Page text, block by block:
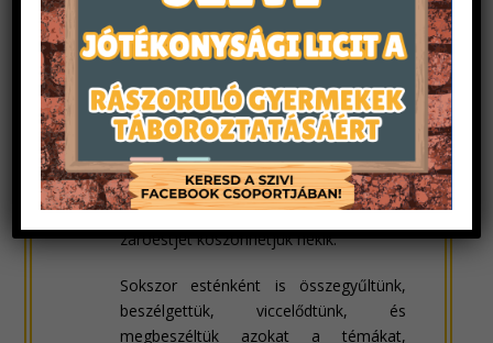
feldolgozását, illetve az ő feladatuk volt
a péntek esti táncos, játékos záróbuli,
vagyis a „Vándorbankett” kidolgozása,
előkészítése és lebonyolítása, s ebben
az elsőéves fiatalok segítségére is
számíthattak. A játékterembe
szórakoztató játékokat, a pincébe pedig
zenét válogattak, s úgy gondolom, az
utóbbi évek legjobb hangulatú
záróestjét köszönhetjük nekik.
Sokszor esténként is összegyűltünk,
beszélgettük, viccelődtünk, és
megbeszéltük azokat a témákat,